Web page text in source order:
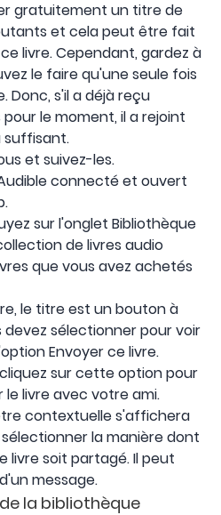
gratuitement un titre de
et cela peut être fait
livre. Cependant, gardez à
le faire qu'une seule fois
Donc, s'il a déjà reçu
le moment, il a rejoint
suffisant.
et suivez-les.
connecté et ouvert
sur l'onglet Bibliothèque
de livres audio
que vous avez achetés
le titre est un bouton à
sélectionner pour voir
Envoyer ce livre.
sur cette option pour
livre avec votre ami.
contextuelle s'affichera
la manière dont
livre soit partagé. Il peut
message.
la bibliothèque